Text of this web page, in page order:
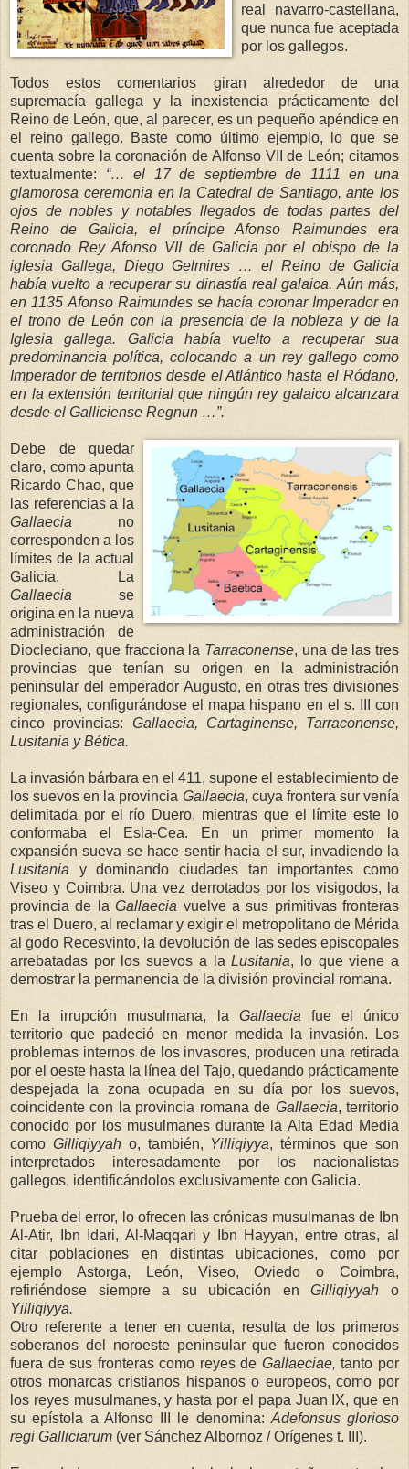
real navarro-castellana,
que nunca fue aceptada
por los gallegos.
Todos estos comentarios giran alrededor de una
supremacía gallega y la inexistencia prácticamente del
Reino de León, que, al parecer, es un pequeño apéndice en
el reino gallego. Baste como último ejemplo, lo que se
cuenta sobre la coronación de Alfonso VII de León; citamos
textualmente: “… el 17 de septiembre de 1111 en una
glamorosa ceremonia enla Catedral de Santiago, ante los
ojos de nobles y notables llegados de todas partes del
Reino de Galicia, el príncipe Afonso Raimundes era
coronado Rey Afonso VII de Galicia por el obispo de la
iglesia Gallega, Diego Gelmires … el Reino de Galicia
había vuelto a recuperar su dinastía real galaica. Aún más,
en 1135 Afonso Raimundes sehacía coronar Imperador en
el trono de León con la presencia de la nobleza y de la
Iglesia gallega. Galicia había vuelto a recuperar sua
predominancia política, colocando a un rey gallego como
Imperador de territorios desde el Atlántico hasta el Ródano,
en la extensión territorial que ningún rey galaico alcanzara
desde el Galliciense Regnun …”.
Debe de quedar
claro, como apunta
Ricardo Chao, que
las referencias a la
Gallaecia no
corresponden a los
límites de la actual
Galicia.
La
Gallaecia se
origina en la nueva
administración de
Diocleciano, que fracciona la Tarraconense, una de las tres
provincias que tenían su origen en la administración
peninsular del emperador Augusto, en otras tres divisiones
regionales, configurándose el mapa hispano en el s. III con
cinco provincias: Gallaecia, Cartaginense, Tarraconense,
Lusitania y Bética.
La invasión bárbara en el 411, supone el establecimiento de
los suevos en la provincia Gallaecia, cuya frontera sur venía
delimitada por el río Duero, mientras que el límite este lo
conformaba el Esla-Cea. En un primer momento la
expansión sueva se hace sentir hacia el sur, invadiendo la
Lusitania y dominando ciudades tan importantes como
Viseo y Coimbra. Una vez derrotados por los visigodos, la
provincia de
laGallaecia vuelve a sus primitivas fronteras
tras el Duero, al reclamar y exigir el metropolitano de Mérida
al godo Recesvinto, la devolución de las sedes episcopales
arrebatadas por los suevos a
laLusitania, lo que viene a
demostrar la permanencia de la división provincial romana.
En la irrupción musulmana, la Gallaecia fue el único
territorio que padeció en menor medida la invasión. Los
problemas internos de los invasores, producen una retirada
por el oeste hasta la línea del Tajo, quedando prácticamente
despejada la zona ocupada en su día por los suevos,
coincidente con la provincia romana de Gallaecia, territorio
conocido por los musulmanes durante la Alta Edad Media
como Gilliqiyyaho, también, Yilliqiyya, términos que son
interpretados interesadamente por los nacionalistas
gallegos, identificándolos exclusivamente con Galicia.
Prueba del error, lo ofrecen las crónicas musulmanas de Ibn
Al-Atir, Ibn Idari, Al-Maqqari y Ibn Hayyan, entre otras, al
citar poblaciones en distintas ubicaciones, como por
ejemplo Astorga, León, Viseo, Oviedo o Coimbra,
refiriéndose siempre a su ubicación enGilliqiyyaho
Yilliqiyya.
Otro referente a tener en cuenta, resulta de los primeros
soberanos del noroeste peninsular que fueron conocidos
fuera de sus fronteras como reyes de Gallaeciae, tanto por
otros monarcas cristianos hispanos o europeos, como por
los reyes musulmanes, y hasta por el papa Juan IX, que en
su epístola a Alfonso III le denomina: Adefonsus glorioso
regi Galliciarum (ver Sánchez Albornoz / Orígenes t. III).